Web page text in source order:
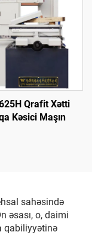
Qrafit Xətti
Kəsici Maşın
sahəsində
əsası, o, daimi
qabiliyyətinə